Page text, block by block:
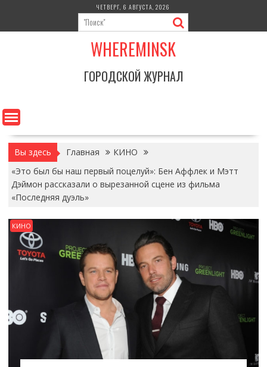
содержимому
ЧЕТВЕРГ, 6 АВГУСТА, 2026
WHEREMINSK
ГОРОДСКОЙ ЖУРНАЛ
Вы здесь Главная
КИНО
«Это был бы наш первый поцелуй»: Бен Аффлек и Мэтт
Дэймон рассказали о вырезанной сцене из фильма
«Последняя дуэль»
КИНО